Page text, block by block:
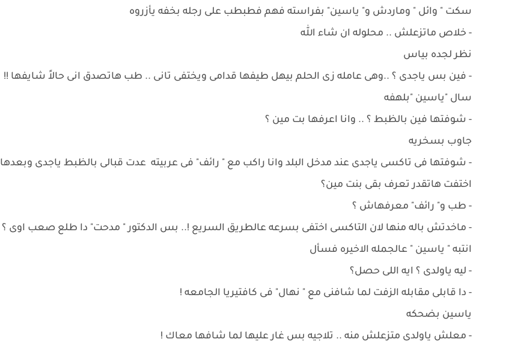
سكت " وائل " وماردش و" ياسين" بفراسته فهم فطبطب على رجله بخفه يأزروه
- خلاص ماتزعلش .. محلوله ان شاء الله
نظر لجده بياس
- فين بس ياجدى ؟ ..وهى عامله زى الحلم بيهل طيفها قدامى ويختفى تانى .. طب هاتصدق انى حالاً شايفها !!
سال "ياسين "بلهفه
- شوفتها فين بالظبط ؟ .. وانا اعرفها بت مين ؟
جاوب بسخريه
- شوفتها فى تاكسى ياجدى عند مدخل البلد وانا راكب مع " رائف" فى عربيته عدت قبالى بالظبط ياجدى وبعدها
اختفت هاتقدر تعرف بقى بنت مين؟
- طب و" رائف" معرفهاش ؟
- ماخدتش باله منها لان التاكسى اختفى بسرعه عالطريق السريع !.. بس الدكتور " مدحت" دا طلع صعب اوى ؟
انتبه " ياسين " عالجمله الاخيره فسأل
- ليه ياولدى ؟ ايه اللى حصل؟
- دا قابلى مقابله الزفت لما شافنى مع " نهال" فى كافتيريا الجامعه !
ياسين بضحكه
- معلش ياولدى متزعلش منه .. تلاجيه بس غار عليها لما شافها معاك !